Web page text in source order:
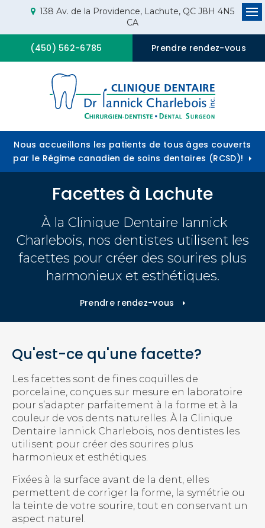
138 Av. de la Providence Lachute QC J8H 4N5
CA
(450) 562-6785 Prendre rendez-vous
Nous accueillons les patients de tous âges couverts
par le Régime canadien de soins dentaires (RCSD)!
Facettes à Lachute
À la Clinique Dentaire Iannick
Charlebois, nos dentistes utilisent les
facettes pour créer des sourires plus
harmonieux et esthétiques.
Prendre rendez-vous
Qu'est-ce qu'une facette?
Les facettes sont de fines coquilles de
porcelaine, conçues sur mesure en laboratoire
pour s’adapter parfaitement à la forme et à la
couleur de vos dents naturelles. À la Clinique
Dentaire Iannick Charlebois, nos dentistes les
utilisent pour créer des sourires plus
harmonieux et esthétiques.
Fixées à la surface avant de la dent, elles
permettent de corriger la forme, la symétrie ou
la teinte de votre sourire, tout en conservant un
aspect naturel.